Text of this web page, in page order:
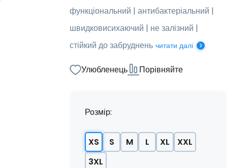
функціональний | антибактеріальний |
швидковисихаючий | не залізний |
стійкий до забруднень читати далі
Улюбленець Порівняйте
Розмір:
XS S M L XL
XXL
3XL